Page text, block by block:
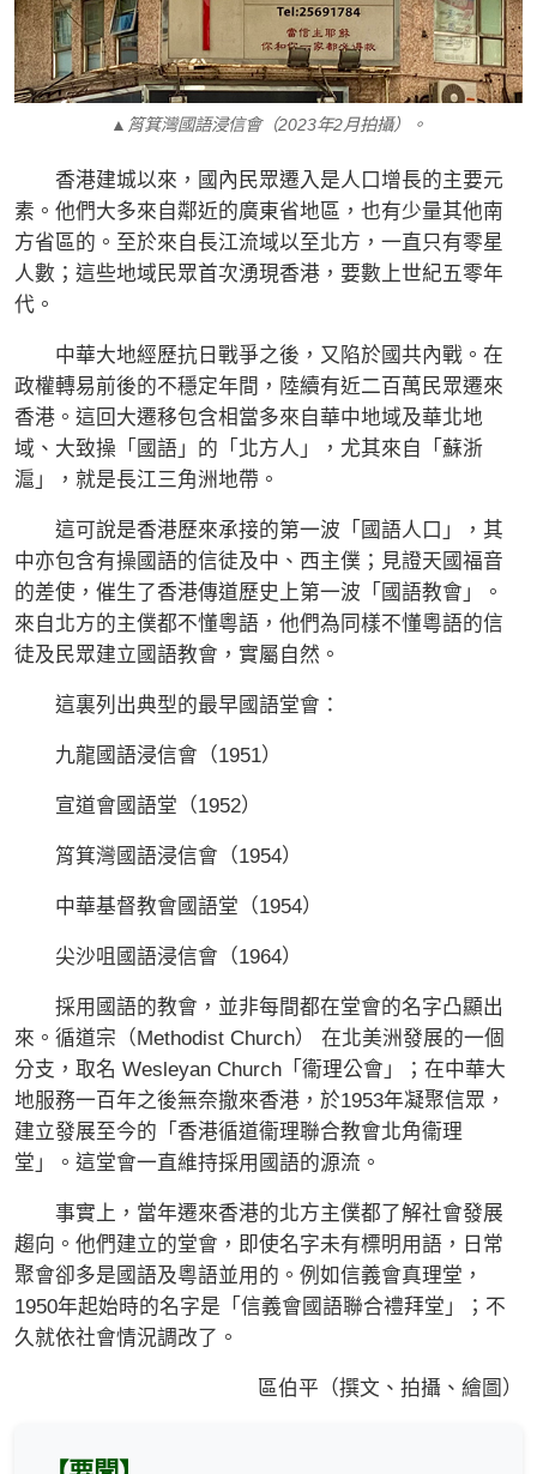
▲筲箕灣國語浸信會（2023年2月拍攝）。
香港建城以來，國內民眾遷入是人口增長的主要元
素。他們大多來自鄰近的廣東省地區，也有少量其他南
方省區的。至於來自長江流域以至北方，一直只有零星
人數；這些地域民眾首次湧現香港，要數上世紀五零年
代。
中華大地經歷抗日戰爭之後，又陷於國共內戰。在
政權轉易前後的不穩定年間，陸續有近二百萬民眾遷來
香港。這回大遷移包含相當多來自華中地域及華北地
域、大致操「國語」的「北方人」，尤其來自「蘇浙
滬」，就是長江三角洲地帶。
這可說是香港歷來承接的第一波「國語人口」，其
中亦包含有操國語的信徒及中、西主僕；見證天國福音
的差使，催生了香港傳道歷史上第一波「國語教會」。
來自北方的主僕都不懂粵語，他們為同樣不懂粵語的信
徒及民眾建立國語教會，實屬自然。
這裏列出典型的最早國語堂會：
九龍國語浸信會（1951）
宣道會國語堂（1952）
筲箕灣國語浸信會（1954）
中華基督教會國語堂（1954）
尖沙咀國語浸信會（1964）
採用國語的教會，並非每間都在堂會的名字凸顯出
來。循道宗（Methodist Church） 在北美洲發展的一個
分支，取名 Wesleyan Church「衞理公會」；在中華大
地服務一百年之後無奈撤來香港，於1953年凝聚信眾，
建立發展至今的「香港循道衞理聯合教會北角衞理
堂」。這堂會一直維持採用國語的源流。
事實上，當年遷來香港的北方主僕都了解社會發展
趨向。他們建立的堂會，即使名字未有標明用語，日常
聚會卻多是國語及粵語並用的。例如信義會真理堂，
1950年起始時的名字是「信義會國語聯合禮拜堂」；不
久就依社會情況調改了。
區伯平（撰文、拍攝、繪圖）